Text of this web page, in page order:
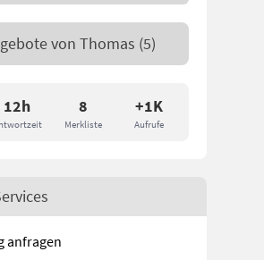
12h 8
Merkliste
+1K
Aufrufe
von Thomas (5)
anfragen